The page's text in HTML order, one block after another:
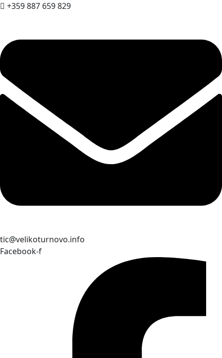
+359 887 659 829
tic@velikoturnovo.info
Facebook-f